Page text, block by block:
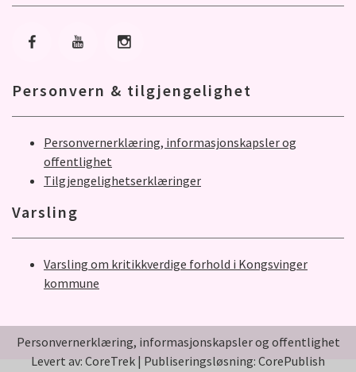
Gå til Facebook
Gå til YoutubeGå til Instagram
Personvern & tilgjengelighet
Personvernerklæring, informasjonskapsler og
offentlighet
Tilgjengelighetserklæringer
Varsling
Varsling om kritikkverdige forhold i Kongsvinger
kommune
Personvernerklæring, informasjonskapsler og offentlighet
Levert av: CoreTrek | Publiseringsløsning: CorePublish